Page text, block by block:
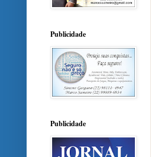
Publicidade
Publicidade